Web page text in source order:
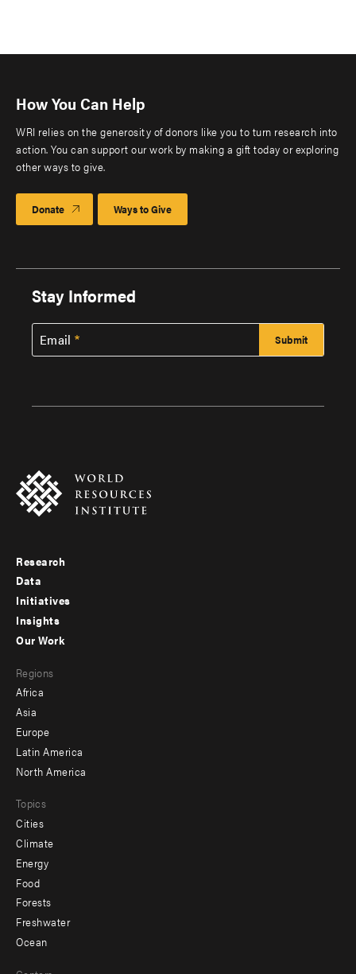
How You Can Help
WRI relies on the generosity of donors like you to turn research into
action. You can support our work by making a gift today or exploring
other ways to give.
Donate Ways to Give
Stay Informed
Email
Footer
menu
-
Research
Data
Initiatives
Insights
menu
-
secondary
Our Work
Regions
Africa
Asia
Europe
Latin America
North America
Topics
Cities
Climate
Energy
Food
Forests
Freshwater
Ocean